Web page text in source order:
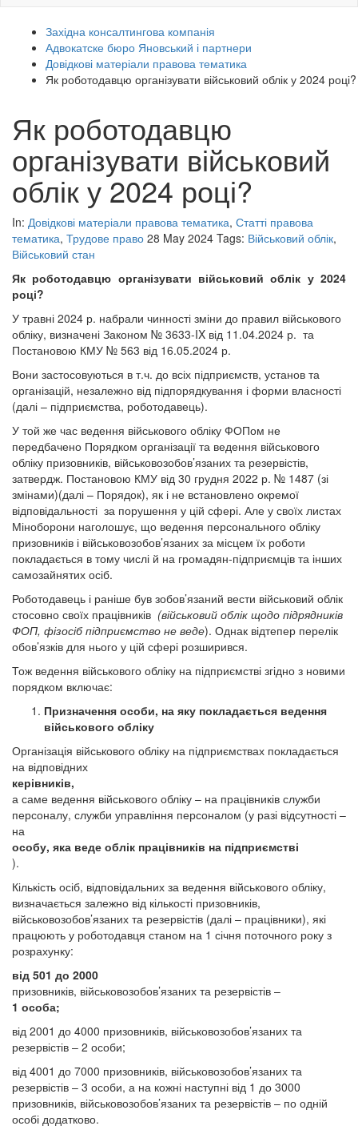
Західна консалтингова компанія
Адвокатске бюро Яновський і партнери
Довідкові матеріали правова тематика
Як роботодавцю організувати військовий облік у 2024 році?
Як роботодавцю
організувати військовий
облік у 2024 році?
In: Довідкові матеріали правова тематика, Статті правова
тематика, Трудове право 28 May 2024 Tags: Військовий облік,
Військовий стан
Як роботодавцю організувати військовий облік у 2024
році?
У травні 2024 р. набрали чинності зміни до правил військового
обліку, визначені Законом № 3633-IX від 11.04.2024 р. та
Постановою КМУ № 563 від 16.05.2024 р.
Вони застосовуються в т.ч. до всіх підприємств, установ та
організацій, незалежно від підпорядкування і форми власності
(далі – підприємства, роботодавець).
У той же час ведення військового обліку ФОПом не
передбачено Порядком організації та ведення військового
обліку призовників, військовозобов’язаних та резервістів,
затвердж. Постановою КМУ від 30 грудня 2022 р. № 1487 (зі
змінами)(далі – Порядок), як і не встановлено окремої
відповідальності за порушення у цій сфері. Але у своїх листах
Міноборони наголошує, що ведення персонального обліку
призовників і військовозобов’язаних за місцем їх роботи
покладається в тому числі й на громадян-підприємців та інших
самозайнятих осіб.
Роботодавець і раніше був зобов’язаний вести військовий облік
стосовно своїх працівників (військовий облік щодо підрядників
ФОП, фізосіб підприємство не веде). Однак відтепер перелік
обов’язків для нього у цій сфері розширився.
Тож ведення військового обліку на підприємстві згідно з новими
порядком включає:
Призначення особи, на яку покладається ведення
військового обліку
Організація військового обліку на підприємствах покладається
на відповідних
керівників,
а саме ведення військового обліку – на працівників служби
персоналу, служби управління персоналом (у разі відсутності –
на
особу, яка веде облік працівників на підприємстві
).
Кількість осіб, відповідальних за ведення військового обліку,
визначається залежно від кількості призовників,
військовозобов’язаних та резервістів (далі – працівники), які
працюють у роботодавця станом на 1 січня поточного року з
розрахунку:
від 501 до 2000
призовників, військовозобов’язаних та резервістів –
1 особа;
від 2001 до 4000 призовників, військовозобов’язаних та
резервістів – 2 особи;
від 4001 до 7000 призовників, військовозобов’язаних та
резервістів – 3 особи, а на кожні наступні від 1 до 3000
призовників, військовозобов’язаних та резервістів – по одній
особі додатково.